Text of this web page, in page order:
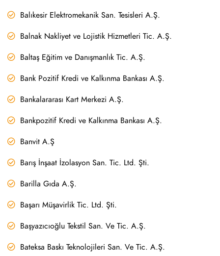
Balıkesir Elektromekanik San. Tesisleri A.Ş.
Balnak Nakliyet ve Lojistik Hizmetleri Tic. A.Ş.
Baltaş Eğitim ve Danışmanlık Tic. A.Ş.
Bank Pozitif Kredi ve Kalkınma Bankası A.Ş.
Bankalararası Kart Merkezi A.Ş.
Bankpozitif Kredi ve Kalkınma Bankası A.Ş.
Banvit A.Ş
Barış İnşaat İzolasyon San. Tic. Ltd. Şti.
Barilla Gıda A.Ş.
Başarı Müşavirlik Tic. Ltd. Şti.
Başyazıcıoğlu Tekstil San. Ve Tic. A.Ş.
Bateksa Baskı Teknolojileri San. Ve Tic. A.Ş.